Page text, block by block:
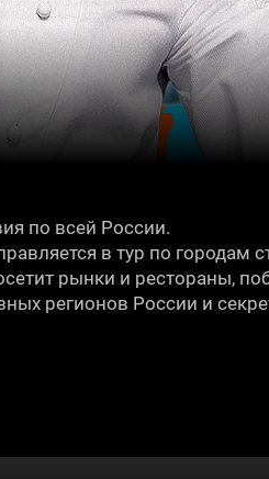
по всей России.
в тур по городам
рынки и рестораны,
регионов России и